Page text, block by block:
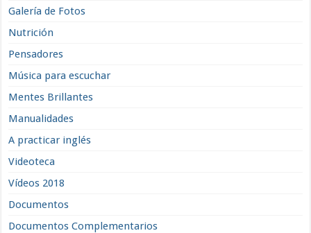
Galería de Fotos
Nutrición
Pensadores
Música para escuchar
Mentes Brillantes
Manualidades
A practicar inglés
Videoteca
Vídeos 2018
Documentos
Documentos Complementarios